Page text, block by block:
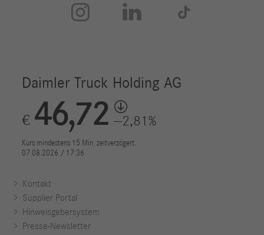

 
Kontakt
Supplier Portal
Hinweisgebersystem
Presse-Newsletter